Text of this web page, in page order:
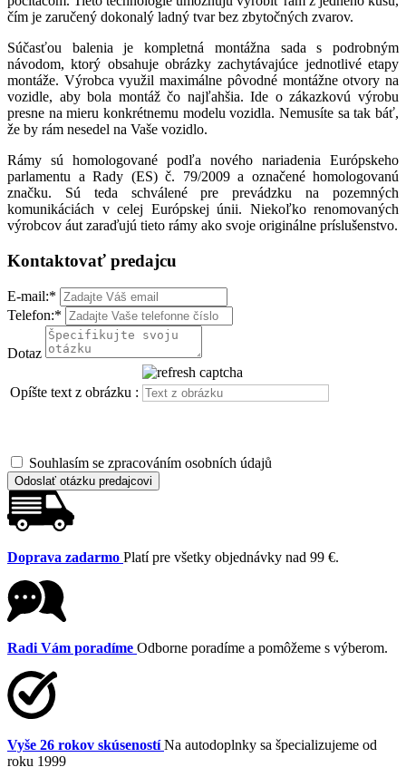
čím je zaručený dokonalý ladný tvar bez zbytočných zvarov.
Súčasťou balenia je kompletná montážna sada s podrobným
návodom, ktorý obsahuje obrázky zachytávajúce jednotlivé etapy
montáže. Výrobca využil maximálne pôvodné montážne otvory na
vozidle, aby bola montáž čo najľahšia. Ide o zákazkovú výrobu
presne na mieru konkrétnemu modelu vozidla. Nemusíte sa tak báť,
že by rám nesedel na Vaše vozidlo.
Rámy sú homologované podľa nového nariadenia Európskeho
parlamentu a Rady (ES) č. 79/2009 a označené homologovanú
značku. Sú teda schválené pre prevádzku na pozemných
komunikáciách v celej Európskej únii. Niekoľko renomovaných
výrobcov áut zaraďujú tieto rámy ako svoje originálne príslušenstvo.
Kontaktovať predajcu
E-mail:*
Telefon:*
Dotaz
Opíšte text z obrázku :
Souhlasím se zpracováním osobních údajů
Odoslať otázku predajcovi
Doprava zadarmo Platí pre všetky objednávky nad 99 €.
Radi Vám poradíme Odborne poradíme a pomôžeme s výberom.
Vyše 26 rokov skúseností Na autodoplnky sa špecializujeme od
roku 1999